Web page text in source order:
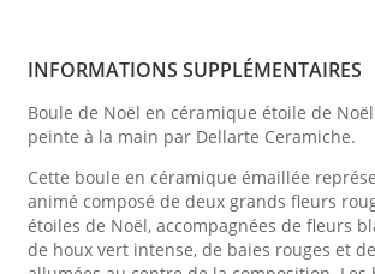
INFORMATIONS SUPPLÉMENTAIRES
Boule de Noël en céramique étoile de
peinte à la main par Dellarte Ceramiche.
Cette boule en céramique émaillée
animé composé de deux grands fleurs
étoiles de Noël, accompagnées de fleurs
de houx vert intense, de baies rouges et